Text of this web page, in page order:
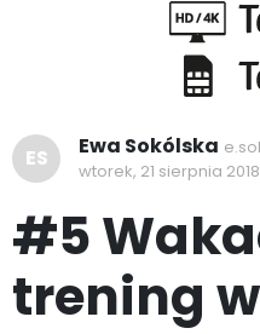
ES Ewa Sokólska
wtorek, 21 sierpnia
#5
trening